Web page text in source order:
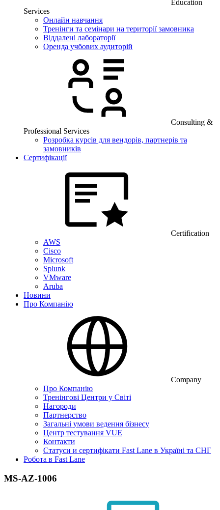
Education
Services
Онлайн навчання
Тренінги та семінари на території замовника
Віддалені лабораторії
Оренда учбових аудиторій
Consulting &
Professional Services
Розробка курсів для вендорів, партнерів та
замовників
Сертифікації
Certification
AWS
Cisco
Microsoft
Splunk
VMware
Aruba
Новини
Про Компанію
Company
Про Компанію
Тренінгові Центри у Світі
Нагороди
Партнерство
Загальні умови ведення бізнесу
Центр тестування VUE
Контакти
Статуси и сертифікати Fast Lane в Україні та СНГ
Робота в Fast Lane
MS-AZ-1006